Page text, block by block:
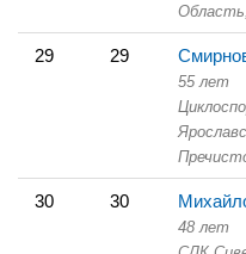
Область,
29 29
55 лет
30 30
48 лет